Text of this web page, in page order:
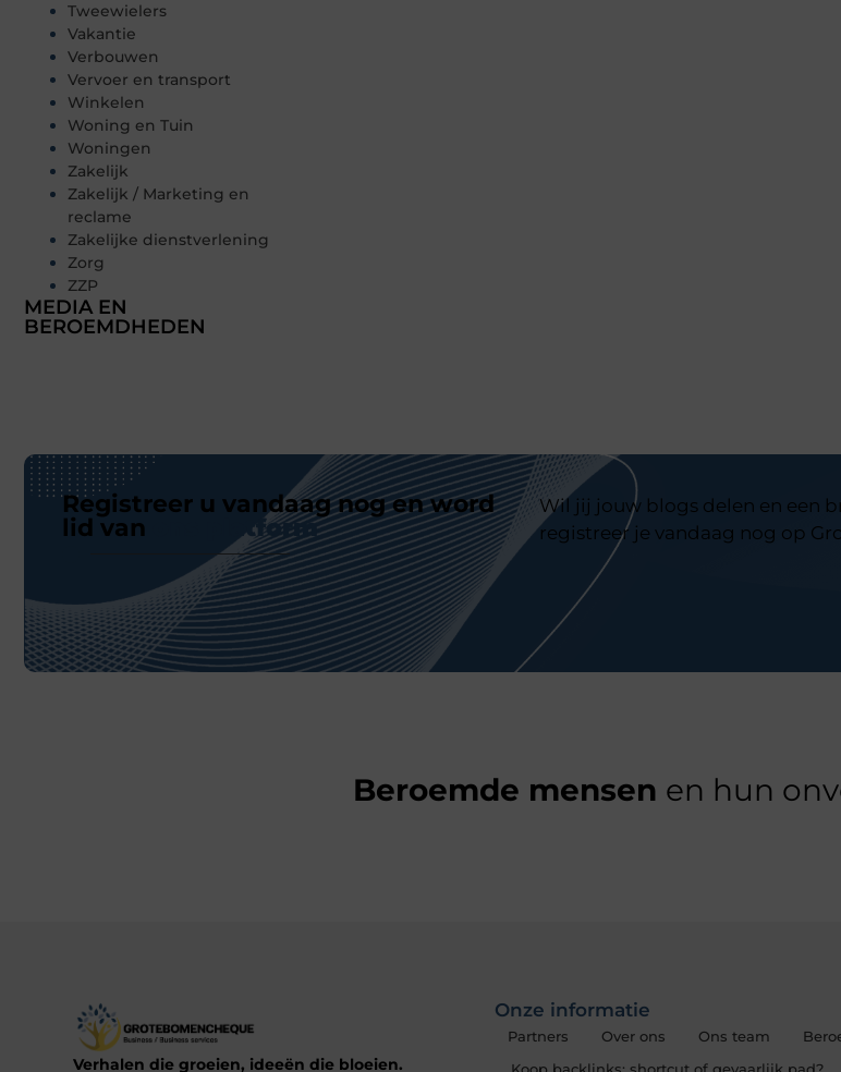
Tweewielers
Vakantie
Verbouwen
Vervoer en transport
Winkelen
Woning en Tuin
Woningen
Zakelijk
Zakelijk / Marketing en
reclame
Zakelijke dienstverlening
Zorg
ZZP
MEDIA EN
BEROEMDHEDEN
Registreer u vandaag nog en word
lid van
ons platform
Wil jij jouw blogs delen en een
registreer je vandaag nog op
Beroemde mensen en hun
Verhalen die groeien, ideeën die bloeien.
Onze informatie
Partners Over ons Ons team